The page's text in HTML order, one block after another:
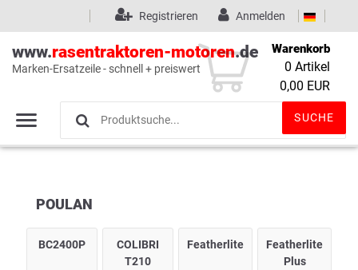
Wunschliste (0)
Anmelden
Registrieren
www.rasentraktoren-motoren.de
Marken-Ersatzeile - schnell + preiswert
SUCHE
Warenkorb
0 Artikel
0,00 EUR
POULAN
BC2400P
COLIBRI
T210
Featherlite
Featherlite
Plus